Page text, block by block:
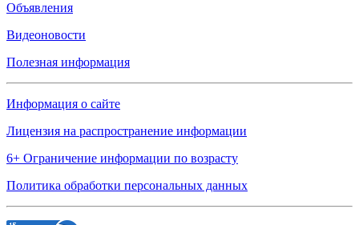
Объявления
Видеоновости
Полезная информация
Информация о сайте
Лицензия на распространение информации
6+ Ограничение информации по возрасту
Политика обработки персональных данных